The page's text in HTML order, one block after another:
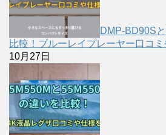
DMP-BD90S
比較！ブルーレイプレーヤー口コ
10月27日